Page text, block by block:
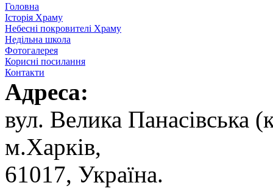
Головна
Історія Храму
Небесні покровителі Храму
Недільна школа
Фотогалерея
Корисні посилання
Контакти
Адреса:
вул. ‬Велика Панасівська
‬м.Харків,
‬61017, ‬Україна.‎